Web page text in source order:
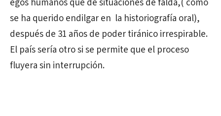
egos humanos que de situaciones de falda,( como
se ha querido endilgar en la historiografía oral),
después de 31 años de poder tiránico irrespirable.
El país sería otro si se permite que el proceso
fluyera sin interrupción.